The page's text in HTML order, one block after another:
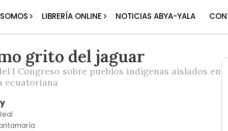
LIBRERÍA ONLINE NOTICIAS ABYA-YALA
grito del jaguar
I Congreso sobre pueblos indígenas aislados en
ecuatoriana